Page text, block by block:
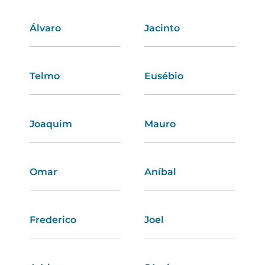
Álvaro Jacinto
Telmo Eusébio
Joaquim Mauro
Omar Aníbal
Frederico Joel
Carlota Dulce
Carolina Fábia
Zulmira Ivete
Fabíola Flávia
Bárbara Telma